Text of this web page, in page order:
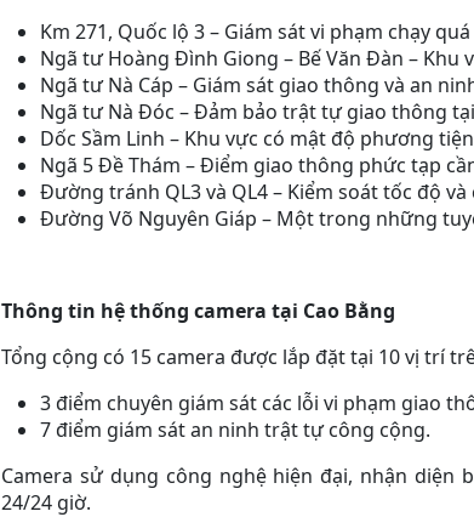
Km 271, Quốc lộ 3 – Giám sát vi phạm chạy
Ngã tư Hoàng Đình Giong – Bế Văn Đàn –
Ngã tư Nà Cáp – Giám sát giao thông và an
Ngã tư Nà Đóc – Đảm bảo trật tự giao thông
Dốc Sầm Linh – Khu vực có mật độ phương
Ngã 5 Đề Thám – Điểm giao thông phức tạp
Đường tránh QL3 và QL4 – Kiểm soát tốc độ
Đường Võ Nguyên Giáp – Một trong những
Thông tin hệ thống camera tại Cao Bằng
Tổng cộng có 15 camera được lắp đặt tại 10 vị trí
3 điểm chuyên giám sát các lỗi vi phạm giao
7 điểm giám sát an ninh trật tự công cộng.
Camera sử dụng công nghệ hiện đại, nhận
24/24 giờ.